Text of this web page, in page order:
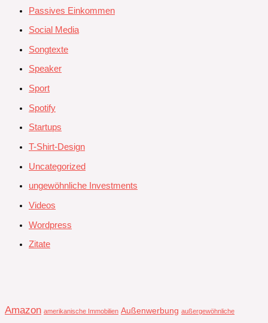
Passives Einkommen
Social Media
Songtexte
Speaker
Sport
Spotify
Startups
T-Shirt-Design
Uncategorized
ungewöhnliche Investments
Videos
Wordpress
Zitate
Amazon amerikanische Immobilien Außenwerbung außergewöhnliche